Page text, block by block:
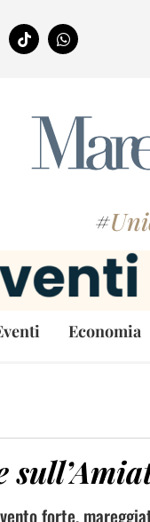
#
Economia
forte,